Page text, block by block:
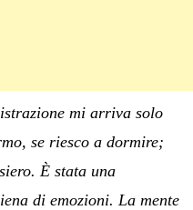
mi arriva solo
se riesco a dormire;
È stata una
di emozioni. La mente